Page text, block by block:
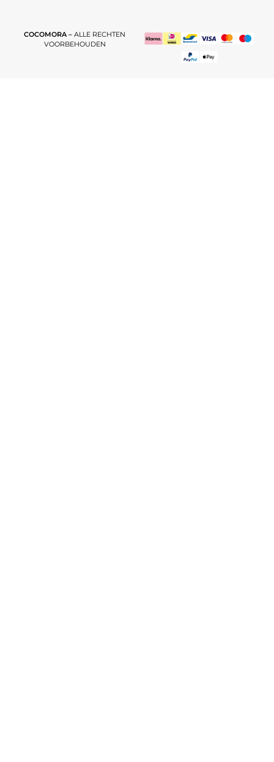
COCOMORA – ALLE RECHTEN
VOORBEHOUDEN